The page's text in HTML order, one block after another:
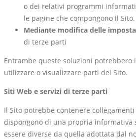
o dei relativi programmi
le pagine che compongono il Sito.
Mediante modifica delle
di terze parti
Entrambe queste soluzioni potrebbero
utilizzare o visualizzare parti del Sito.
Siti Web e servizi di terze parti
Il Sito potrebbe contenere
dispongono di una propria informativa
essere diverse da quella adottata dal